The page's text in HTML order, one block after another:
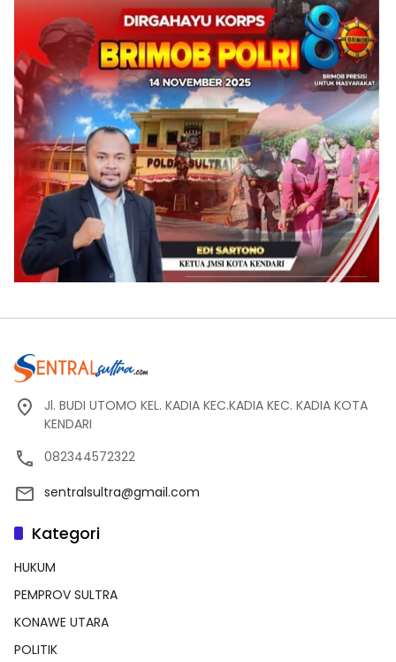
Jl. BUDI UTOMO KEL. KADIA KEC.KADIA KEC. KADIA KOTA
KENDARI
082344572322
sentralsultra@gmail.com
Kategori
HUKUM
PEMPROV SULTRA
KONAWE UTARA
POLITIK